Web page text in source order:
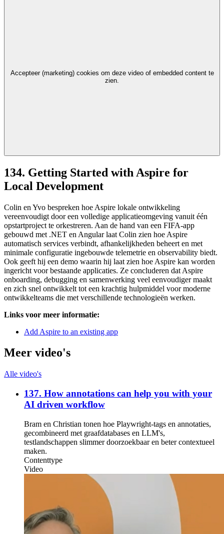
Accepteer (marketing) cookies om deze video of embedded content te
zien.
134. Getting Started with Aspire for
Local Development
Colin en Yvo bespreken hoe Aspire lokale ontwikkeling
vereenvoudigt door een volledige applicatieomgeving vanuit één
opstartproject te orkestreren. Aan de hand van een FIFA-app
gebouwd met .NET en Angular laat Colin zien hoe Aspire
automatisch services verbindt, afhankelijkheden beheert en met
minimale configuratie ingebouwde telemetrie en observability biedt.
Ook geeft hij een demo waarin hij laat zien hoe Aspire kan worden
ingericht voor bestaande applicaties. Ze concluderen dat Aspire
onboarding, debugging en samenwerking veel eenvoudiger maakt
en zich snel ontwikkelt tot een krachtig hulpmiddel voor moderne
ontwikkelteams die met verschillende technologieën werken.
Links voor meer informatie:
Add Aspire to an existing app
Meer video's
Alle video's
137. How annotations can help you with your
AI driven workflow
Bram en Christian tonen hoe Playwright-tags en annotaties,
gecombineerd met graafdatabases en LLM's,
testlandschappen slimmer doorzoekbaar en beter contextueel
maken.
Contenttype
Video